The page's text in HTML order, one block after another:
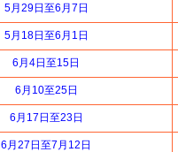
5月29日至6月7日
5月18日至6月1日
6月4日至15日
6月10至25日
6月17日至23日
6月27日至7月12日